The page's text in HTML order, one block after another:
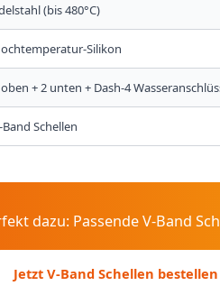
(bis 480°C)
Silikon
+ 2 unten + Dash-4
Band Schellen
dazu: Passende V-Band
Jetzt V-Band Schellen bestellen